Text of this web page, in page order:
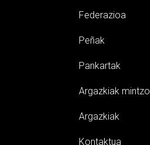
Federazioa
Peñak
Pankartak
Argazkiak mintzo
Argazkiak
Kontaktua